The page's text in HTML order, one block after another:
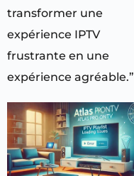
transformer une
expérience IPTV
frustrante en une
expérience agréable.”